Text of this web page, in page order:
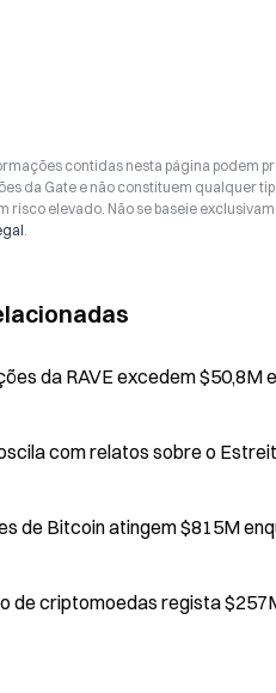
contidas nesta página podem
da Gate e não constituem qualquer
risco elevado. Não se baseie
.
da RAVE excedem $50,8M
regista $257M em liquidações nas últimas 24 horas, as posições longas são as